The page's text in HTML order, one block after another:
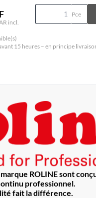
incl.
Pce
15 heures – en principe
ROLINE sont
professionnel.
fait la différence.